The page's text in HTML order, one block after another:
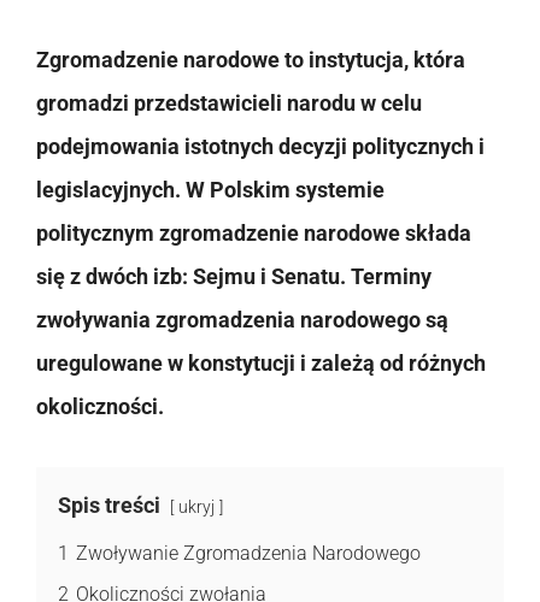
Zgromadzenie narodowe to instytucja, która
gromadzi przedstawicieli narodu w celu
podejmowania istotnych decyzji politycznych i
legislacyjnych. W Polskim systemie
politycznym zgromadzenie narodowe składa
się z dwóch izb: Sejmu i Senatu. Terminy
zwoływania zgromadzenia narodowego są
uregulowane w konstytucji i zależą od różnych
okoliczności.
Spis treści ukryj
1 Zwoływanie Zgromadzenia Narodowego
2 Okoliczności zwołania